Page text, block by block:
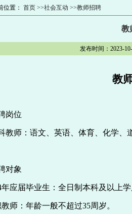
位置：首页 >>社会互动 >>教师招聘
教
发布时间：2023-
教
岗位
教师：语文、英语、体育、化学、
对象
年应届毕业生：全日制本科及以上
师：年龄一般不超过35周岁。